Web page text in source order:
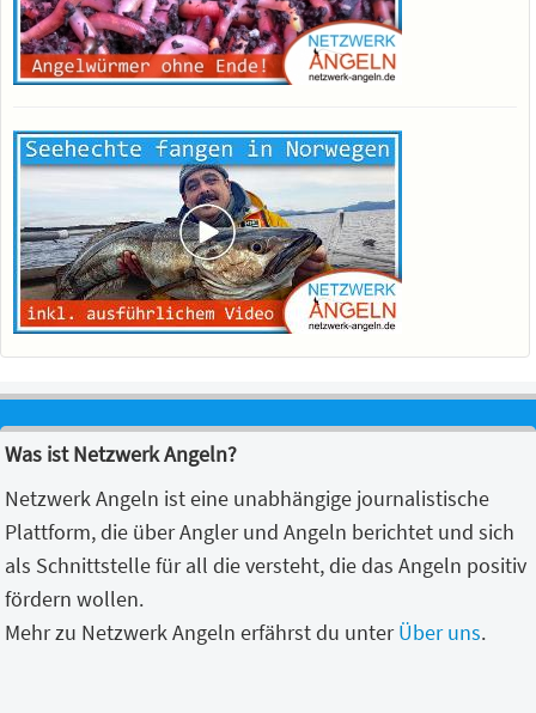
Was ist Netzwerk Angeln?
Netzwerk Angeln ist eine unabhängige journalistische
Plattform, die über Angler und Angeln berichtet und sich
als Schnittstelle für all die versteht, die das Angeln positiv
fördern wollen.
Mehr zu Netzwerk Angeln erfährst du unterÜber uns.